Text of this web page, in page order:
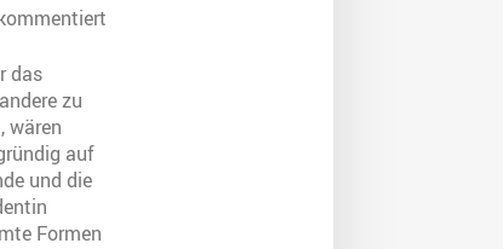
das
zu
wären
auf
und die
Formen